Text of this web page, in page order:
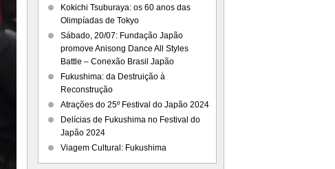
Kokichi Tsuburaya: os 60 anos das
Olimpíadas de Tokyo
Sábado, 20/07: Fundação Japão
promove Anisong Dance All Styles
Battle – Conexão Brasil Japão
Fukushima: da Destruição à
Reconstrução
Atrações do 25º Festival do Japão 2024
Delícias de Fukushima no Festival do
Japão 2024
Viagem Cultural: Fukushima